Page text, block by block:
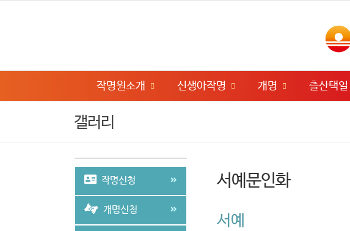
작명원소개 신생아작명 개명 츨산택일
갤러리
작명신청
개명신청
서예문인화
서예